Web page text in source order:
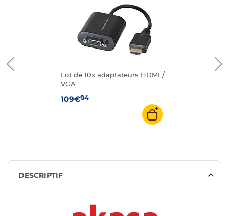
Lot de 10x adaptateurs HDMI /
VGA
109€94
DESCRIPTIF